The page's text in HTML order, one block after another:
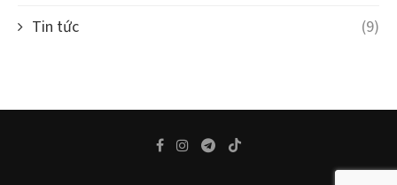
Tin tức
(9)